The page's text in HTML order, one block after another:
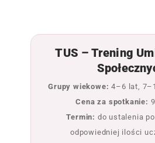
TUS – Trening
Grupy wiekowe: 4–6 lat,
Cena za spotkanie:
Termin: do ustalenia
odpowiedniej ilości